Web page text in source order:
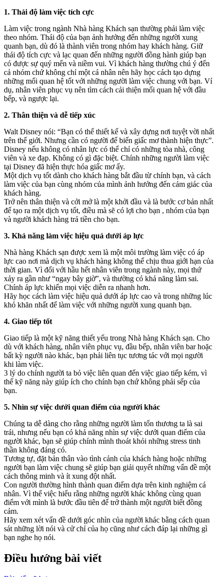
1. Thái độ làm việc tích cực
Làm việc trong ngành Nhà hàng Khách sạn thường phải làm việc
theo nhóm. Thái độ của bạn ảnh hưởng đến những người xung
quanh bạn, dù đó là thành viên trong nhóm hay khách hàng. Giữ
thái độ tích cực và lạc quan đến những người đồng hành giúp bạn
có được sự quý mến và niềm vui. Vì khách hàng thường chú ý đến
cả nhóm chứ không chỉ một cá nhân nên hãy học cách tạo dựng
những mối quan hệ tốt với những người làm việc chung với bạn. Ví
dụ, nhân viên phục vụ nên tìm cách cải thiện mối quan hệ với đầu
bếp, và ngược lại.
2. Thân thiện và dễ tiếp xúc
Walt Disney nói: “Bạn có thể thiết kế và xây dựng nơi tuyệt vời nhất
trên thế giới. Nhưng cần có người để biến giấc mơ thành hiện thực”.
Disney nếu không có nhân lực có thể chỉ có những tòa nhà, công
viên và xe đạp. Không có gì đặc biệt. Chính những người làm việc
tại Disney đã hiện thực hóa giấc mơ ấy.
Một dịch vụ tốt dành cho khách hàng bắt đầu từ chính bạn, và cách
làm việc của bạn cùng nhóm của mình ảnh hưởng đến cảm giác của
khách hàng.
Trở nên thân thiện và cởi mở là một khởi đầu và là bước cơ bản nhất
để tạo ra một dịch vụ tốt, điều mà sẽ có lợi cho bạn , nhóm của bạn
và người khách hàng trả tiền cho bạn.
3. Khả năng làm việc hiệu quả dưới áp lực
Nhà hàng Khách sạn được xem là một môi trường làm việc có áp
lực cao nơi mà dịch vụ khách hàng không thể chịu thua giới hạn của
thời gian. Vì đối với hầu hết nhân viên trong ngành này, mọi thứ
xảy ra gần như “ngay bây giờ”, và thường có khả năng làm sai.
Chính áp lực khiến mọi việc diễn ra nhanh hơn.
Hãy học cách làm việc hiệu quả dưới áp lực cao và trong những lúc
khó khăn nhất để làm việc với những người xung quanh bạn.
4. Giao tiếp tốt
Giao tiếp là một kỹ năng thiết yếu trong Nhà hàng Khách sạn. Cho
dù với khách hàng, nhân viên phục vụ, đầu bếp, nhân viên bar hoặc
bất kỳ người nào khác, bạn phải liên tục tương tác với mọi người
khi làm việc.
3 lý do chính người ta bỏ việc liên quan đến việc giao tiếp kém, vì
thế kỹ năng này giúp ích cho chính bạn chứ không phải sếp của
bạn.
5. Nhìn sự việc dưới quan điểm của người khác
Chúng ta dễ dàng cho rằng những người làm tổn thương ta là sai
trái, nhưng nếu bạn có khả năng nhìn sự việc dưới quan điểm của
người khác, bạn sẽ giúp chính mình thoát khỏi những stress tinh
thần không đáng có.
Tương tự, đặt bản thân vào tình cảnh của khách hàng hoặc những
người bạn làm việc chung sẽ giúp bạn giải quyết những vấn đề một
cách thông minh và ít xung đột nhất.
Con người thường hình thành quan điểm dựa trên kinh nghiệm cá
nhân. Vì thế việc hiểu rằng những người khác không cùng quan
điểm với mình là bước đầu tiên để trở thành một người biết đồng
cảm.
Hãy xem xét vấn đề dưới góc nhìn của người khác bằng cách quan
sát những lời nói và cử chỉ của họ cũng như cách đáp lại những gì
bạn nghe họ nói.
Điều hướng bài viết